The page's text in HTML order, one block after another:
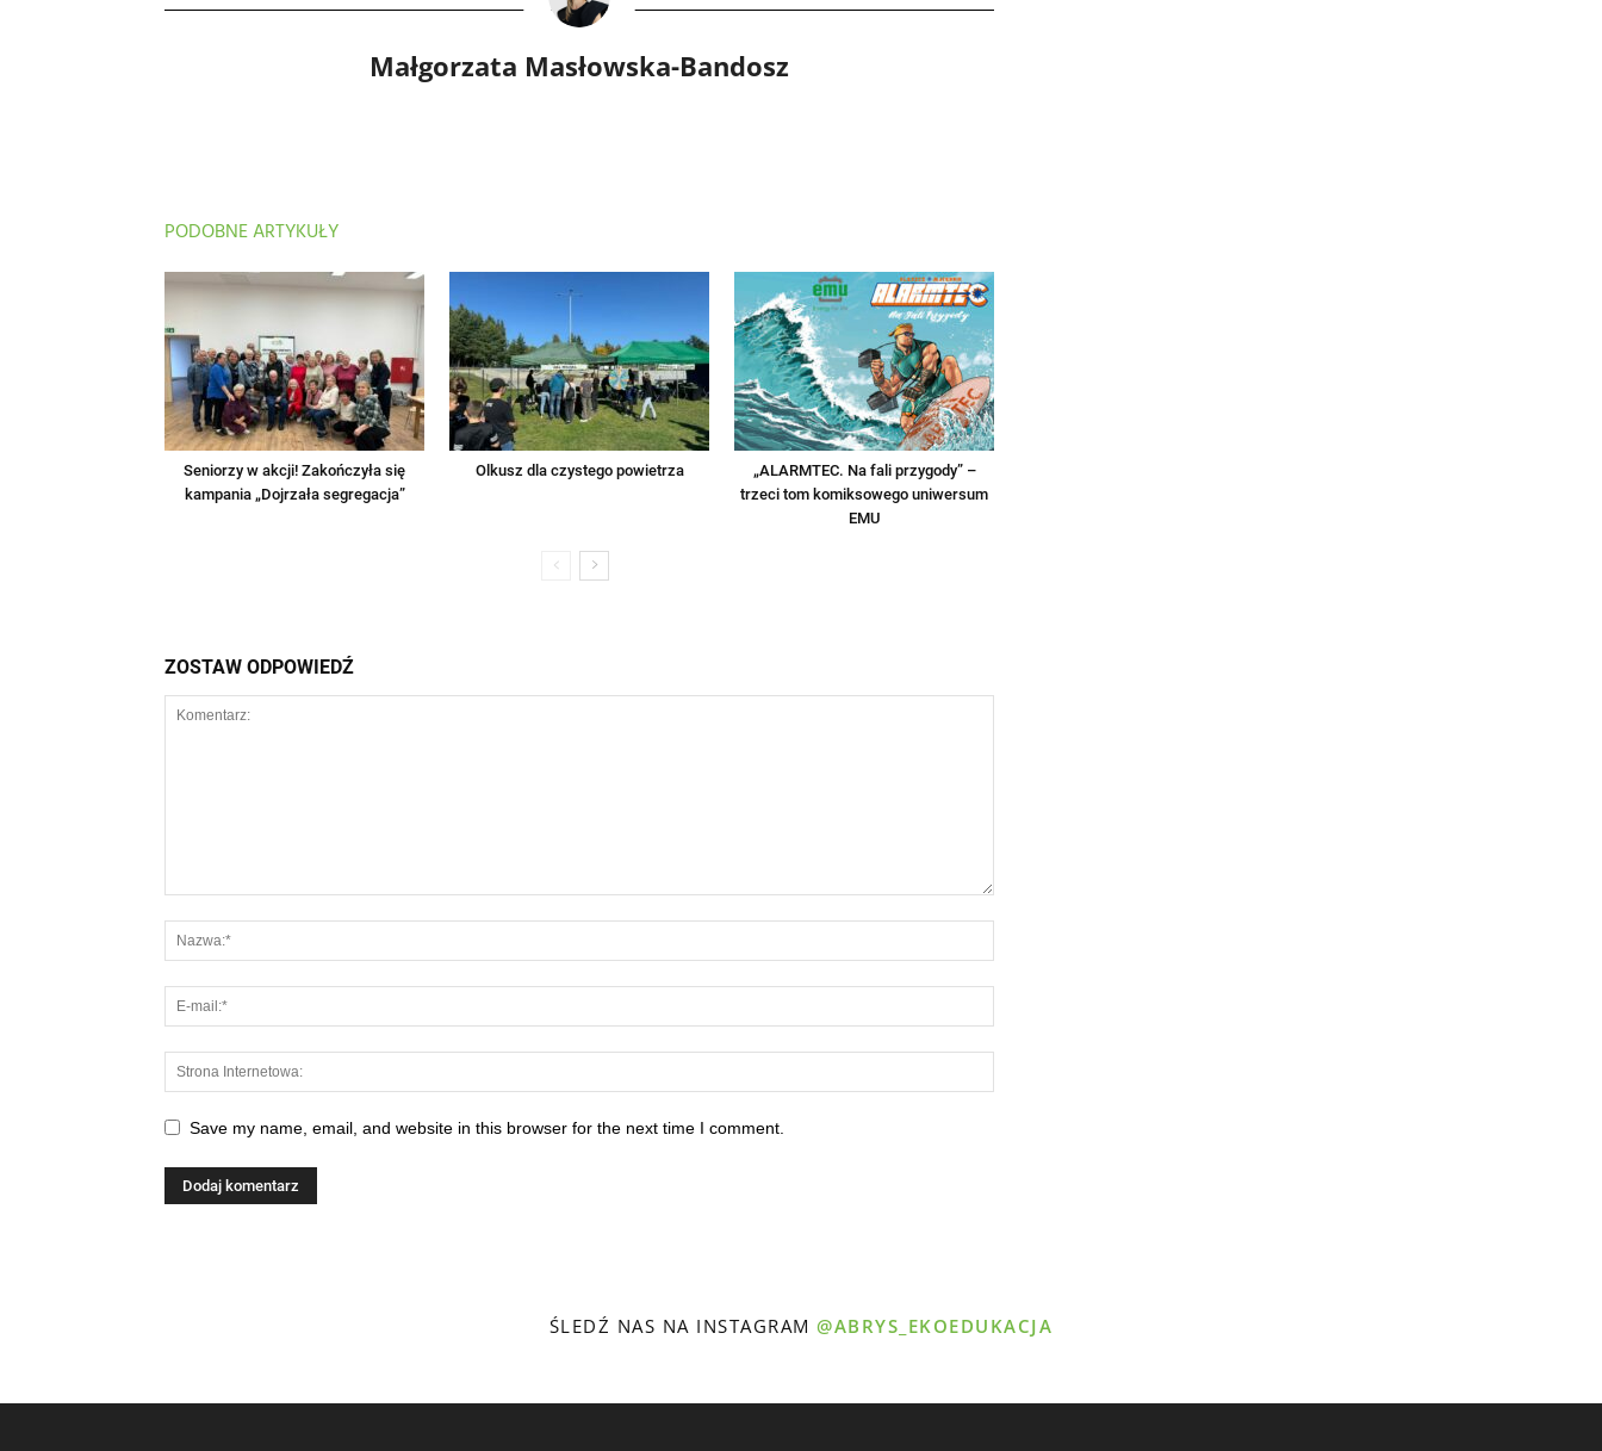
Małgorzata Masłowska-Bandosz
PODOBNE ARTYKUŁY
Seniorzy w akcji! Zakończyła się
kampania „Dojrzała segregacja”
Olkusz dla czystego powietrza
„ALARMTEC. Na fali przygody” –
trzeci tom komiksowego uniwersum
EMU
ZOSTAW ODPOWIEDŹ
Save my name, email, and website in this browser for the next time I comment.
ŚLEDŹ NAS NA INSTAGRAM@ABRYS_EKOEDUKACJA